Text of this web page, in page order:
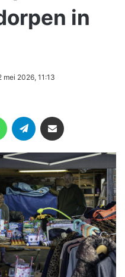
in
mei 2026, 11:13